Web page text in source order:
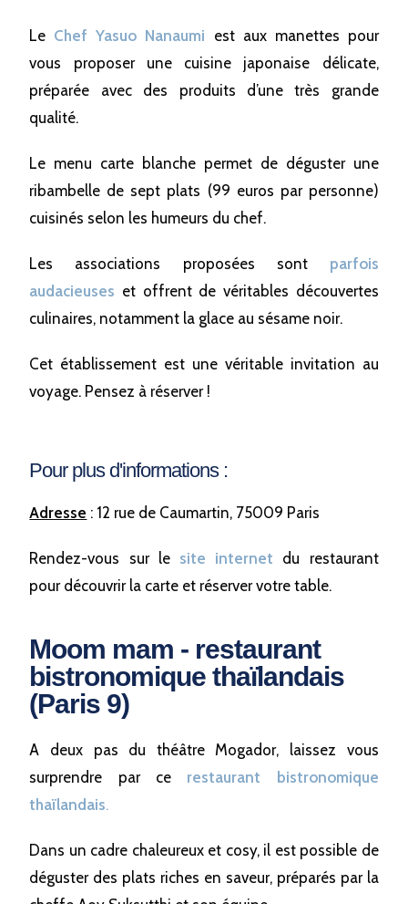
Le Chef Yasuo Nanaumi est aux manettes pour
vous proposer une cuisine japonaise délicate,
préparée avec des produits d’une très grande
qualité.
Le menu carte blanche permet de déguster une
ribambelle de sept plats (99 euros par personne)
cuisinés selon les humeurs du chef.
Les associations proposées sont
parfois
audacieuses et offrent de véritables découvertes
culinaires, notamment la glace au sésame noir.
Cet établissement est une véritable invitation au
voyage. Pensez à réserver !
Pour plus d'informations :
Adresse : 12 rue de Caumartin, 75009 Paris
Rendez-vous sur le site internet du restaurant
pour découvrir la carte et réserver votre table.
Moom mam - restaurant
bistronomique thaïlandais
(Paris 9)
A deux pas du théâtre Mogador, laissez vous
surprendre par ce
restaurant bistronomique
thaïlandais.
Dans un cadre chaleureux et cosy, il est possible de
déguster des plats riches en saveur, préparés par la